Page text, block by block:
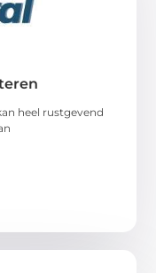
heel rustgevend